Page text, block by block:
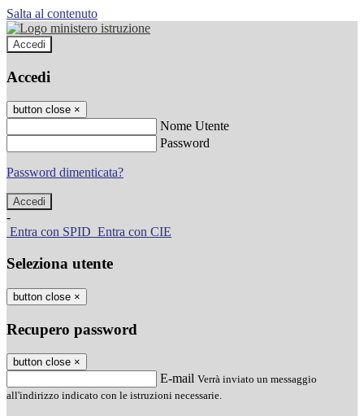
Salta al contenuto
Accedi
Accedi
button close ×
Nome Utente
Password
Password dimenticata?
-
Entra con SPID Entra con CIE
Seleziona utente
button close ×
Recupero password
button close ×
E-mail Verrà inviato un messaggio
all'indirizzo indicato con le istruzioni necessarie.